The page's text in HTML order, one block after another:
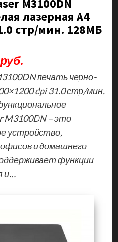
M3100DN
лазерная A4
стр/мин. 128МБ
печать черно-
dpi 31.0 стр/мин.
M3100DN – это
устройство,
и домашнего
функции
и…